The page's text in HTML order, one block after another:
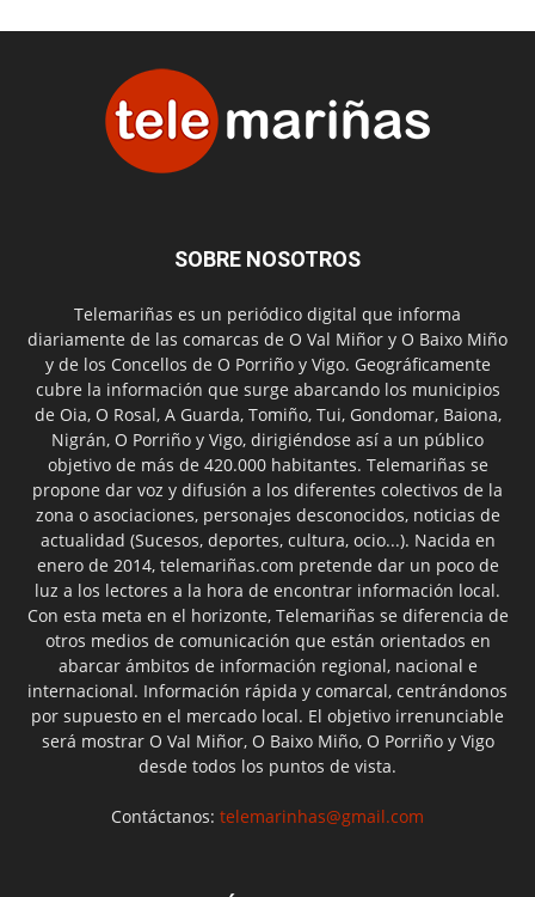
SOBRE NOSOTROS
Telemariñas es un periódico digital que informa
diariamente de las comarcas de O Val Miñor y O Baixo Miño
y de los Concellos de O Porriño y Vigo. Geográficamente
cubre la información que surge abarcando los municipios
de Oia, O Rosal, A Guarda, Tomiño, Tui, Gondomar, Baiona,
Nigrán, O Porriño y Vigo, dirigiéndose así a un público
objetivo de más de 420.000 habitantes. Telemariñas se
propone dar voz y difusión a los diferentes colectivos de la
zona o asociaciones, personajes desconocidos, noticias de
actualidad (Sucesos, deportes, cultura, ocio...). Nacida en
enero de 2014, telemariñas.com pretende dar un poco de
luz a los lectores a la hora de encontrar información local.
Con esta meta en el horizonte, Telemariñas se diferencia de
otros medios de comunicación que están orientados en
abarcar ámbitos de información regional, nacional e
internacional. Información rápida y comarcal, centrándonos
por supuesto en el mercado local. El objetivo irrenunciable
será mostrar O Val Miñor, O Baixo Miño, O Porriño y Vigo
desde todos los puntos de vista.
Contáctanos: telemarinhas@gmail.com